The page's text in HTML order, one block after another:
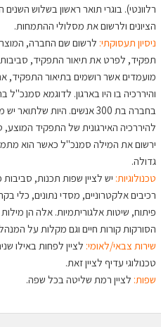
רלוונטי). בוגרי תואר ראשון בשלוש
הציונים ולרשום את מסלולי ההתמחות.
ניסיון תעסוקתי: לרשום שם החברה,
תפקיד, לפרט את תיאור התפקיד,
מועמדים אשר רושמים בתיאור התפקיד,
בחברה בת 300 אנשים. היות
להיררכיה האירגונית של התפקיד
ירשום את המילה סמנכ"ל כאשר הוא
גדולה.
טכנולוגיות: יש לציין שפות תכנות,
רכיבים אלקטרוניים, מסדי נתונים, כלי
פיתוח, שיטות אלגוריתמיות. אלה הן
הסורקות קורות חיים וגם מקלות על
שירות צבאי/לאומי: לציין לפחות באילו
טכנולוגי עדיף לציין זאת.
שפות: לציין רמת שליטה בכל שפה.